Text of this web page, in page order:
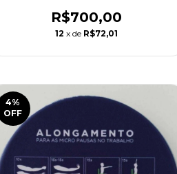
R$700,00
12 x de R$72,01
4%
OFF